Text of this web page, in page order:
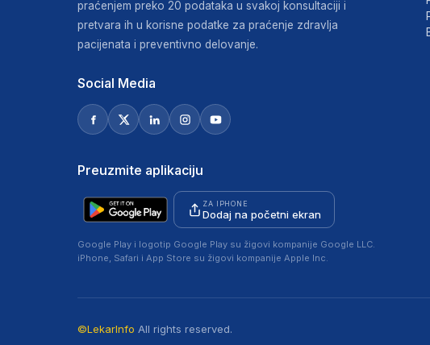
praćenjem preko 20 podataka u svakoj konsultaciji i
pretvara ih u korisne podatke za praćenje zdravlja
pacijenata i preventivno delovanje.
Social Media
Preuzmite aplikaciju
ZA IPHONE
Dodaj na početni ekran
Google Play i logotip Google Play su žigovi kompanije Google LLC.
iPhone, Safari i App Store su žigovi kompanije Apple Inc.
©LekarInfo All rights reserved.